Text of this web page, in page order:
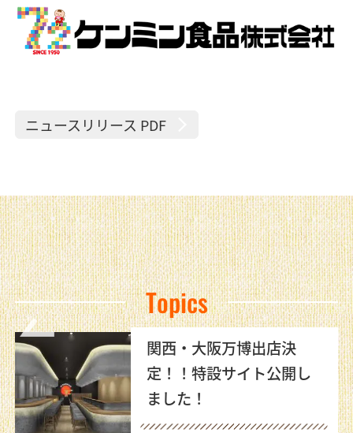
ニュースリリース PDF
Topics
関西・大阪万博出店決
定！！特設サイト公開し
ました！